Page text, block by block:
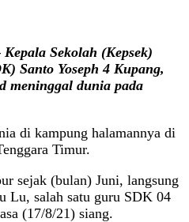
Sekolah (Kepsek)
Santo Yoseph 4 Kupang,
meninggal dunia pada
di kampung halamannya di
Timur.
sejak (bulan) Juni, langsung
Lu, salah satu guru SDK 04
(17/8/21) siang.